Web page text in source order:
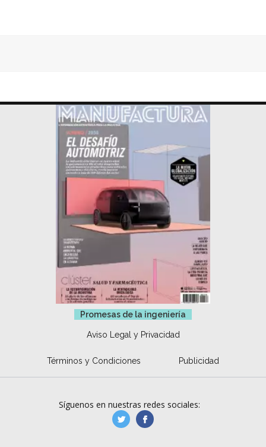
Promesas de la ingeniería
Aviso Legal y Privacidad
Términos y Condiciones Publicidad
Síguenos en nuestras redes sociales:
manufacturaGE